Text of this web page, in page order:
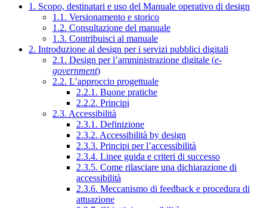
1. Scopo, destinatari e uso del Manuale operativo di design
1.1. Versionamento e storico
1.2. Consultazione del manuale
1.3. Contribuisci al manuale
2. Introduzione al design per i servizi pubblici digitali
2.1. Design per l’amministrazione digitale (e-
government)
2.2. L’approccio progettuale
2.2.1. Buone pratiche
2.2.2. Principi
2.3. Accessibilità
2.3.1. Definizione
2.3.2. Accessibilità by design
2.3.3. Principi per l’accessibilità
2.3.4. Linee guida e criteri di successo
2.3.5. Come rilasciare una dichiarazione di
accessibilità
2.3.6. Meccanismo di feedback e procedura di
attuazione